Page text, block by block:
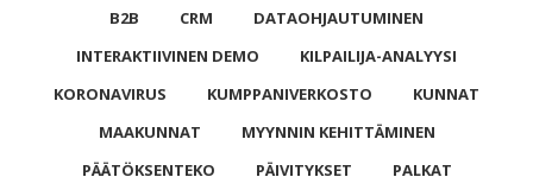
B2B
CRM
DATAOHJAUTUMINEN
INTERAKTIIVINEN DEMO
KILPAILIJA-ANALYYSI
KORONAVIRUS
KUMPPANIVERKOSTO
KUNNAT
MAAKUNNAT
MYYNNIN KEHITTÄMINEN
PÄÄTÖKSENTEKO
PÄIVITYKSET
PALKAT